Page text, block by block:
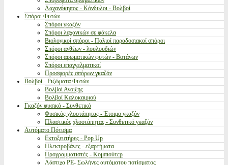
Λαχανόκηπος - Κόνδυλοι - Βολβοί
Σπόροι Φυτών
Σπόροι γκαζόν
Σπόροι λαχανικών σε φάκελα
Βιολογικοί σπόροι - Παλιοί παραδοσιακοί σπόροι
Σπόροι ανθέων - λουλουδιών
Σπόροι αρωματικών φυτών - Βοτάνων
Σπόροι επαγγελματικοί
Προσφορές σπόρων γκαζόν
Βολβοί - Ριζώματα Φυτών
Βολβοί Ανοιξης
Βολβοί Καλοκαιριού
Γκαζόν φυσικό - Συνθετικό
Φυσικός χλοοτάπητας - Έτοιμο γκαζόν
Πλαστικός χλοοτάπητας - Συνθετικό γκαζόν
Αυτόματο Πότισμα
Εκτοξευτήρες - Pop Up
Ηλεκτροβάνες - εξαρτήματα
Προγραμματιστές - Κομπιούτερ
Λάστιχα PE- Σωλήνες αυτόματου ποτίσματος